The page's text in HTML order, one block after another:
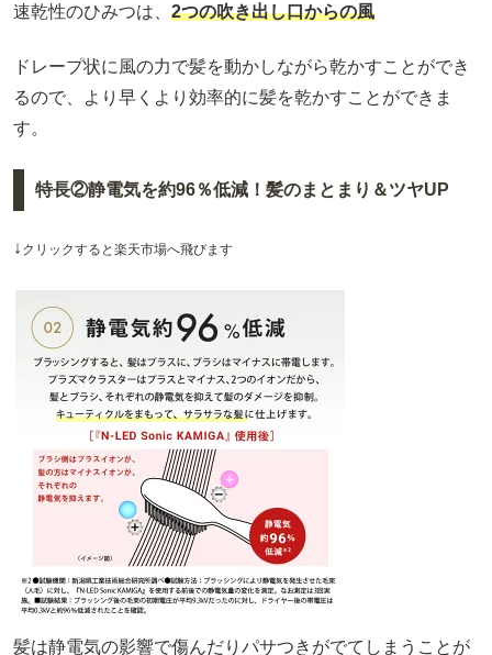
速乾性のひみつは、 2つの吹き出し口からの風
ドレープ状に風の力で髪を動かしながら乾かすことができ
るので、より早くより効率的に髪を乾かすことができま
す。
特長②静電気を約96％低減！髪のまとまり＆ツヤUP
↓ クリックすると楽天市場へ飛びます
髪は静電気の影響で傷んだりパサつきがでてしまうことが